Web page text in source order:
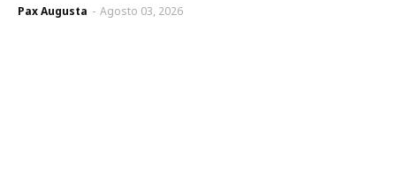
Pax Augusta - Agosto 03, 2026